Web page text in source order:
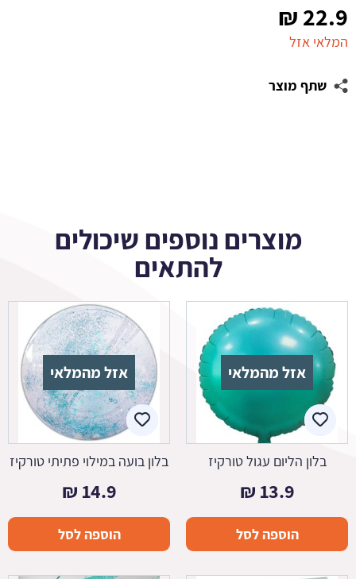
22.9
₪
המלאי אזל
שתף מוצר
מוצרים נוספים שיכולים
להתאים
אזל מהמלאי
בלון הליום עגול טורקיז
13.9
₪
הוספה לסל
אזל מהמלאי
בלון בועה במילוי פתיתי טורקיז
14.9
₪
הוספה לסל